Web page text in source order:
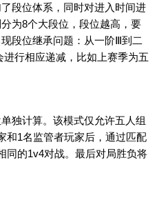
段位体系，同时对进入时间进
为8个大段位，段位越高，要
段位继承问题：从一阶Ⅲ到二
进行相应递减，比如上赛季为五
独计算。该模式仅允许五人组
和1名监管者玩家后，通过匹配
同的1v4对战。最后对局胜负将